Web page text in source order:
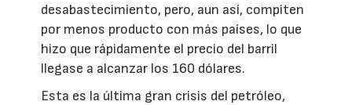
desabastecimiento, pero, aun así, compiten
por menos producto con más países, lo que
hizo que rápidamente el precio del barril
llegase a alcanzar los 160 dólares.
Esta es la última gran crisis del petróleo,